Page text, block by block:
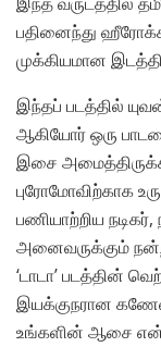
பதினைந்து
முக்கியமான
இந்தப் படத்தில்
ஆகியோர் ஒரு
இசை
புரோமோவிற்காக
பணியாற்றிய
அனைவருக்கும்
‘டாடா’ படத்தின்
இயக்குநரான
உங்களின் ஆசை